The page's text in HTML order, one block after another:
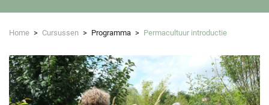
Home > Cursussen > Programma > Permacultuur introductie